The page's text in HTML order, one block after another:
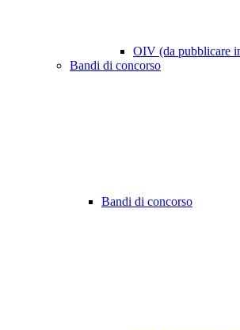
OIV (da pubblicare
Bandi di concorso
Bandi di concorso